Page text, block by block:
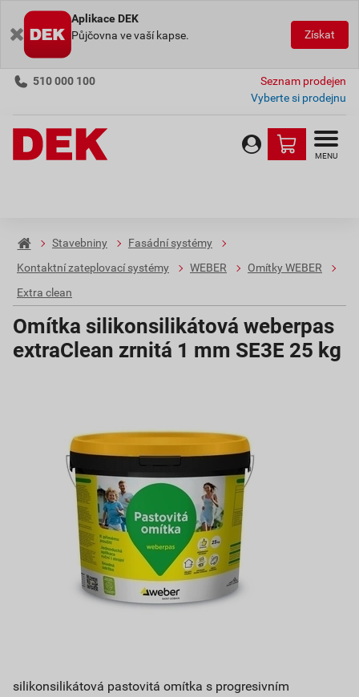
Aplikace DEK
Půjčovna ve vaší kapse.
Získat
510 000 100
Seznam prodejen
Vyberte si prodejnu
MENU
Stavebniny
Fasádní systémy
Kontaktní zateplovací systémy
WEBER
Omítky WEBER
Extra clean
Omítka silikonsilikátová weberpas
extraClean zrnitá 1 mm SE3E 25 kg
silikonsilikátová pastovitá omítka s progresivním